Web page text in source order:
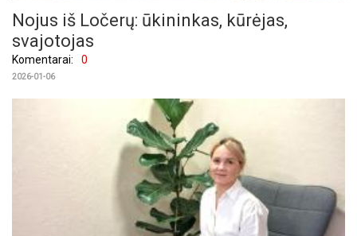
Nojus iš Ločerų: ūkininkas, kūrėjas,
svajotojas
Komentarai: 0
2026-01-06